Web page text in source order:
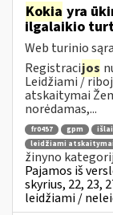
Kokia yra
ilgalaikio
Web turinio
Registracijos
Leidžiami /
atskaitymai
norėdamas,...
fr0457 gpm
leidžiami atskaitymai
žinyno
Pajamos iš
skyrius, 22, 23,
leidžiami /